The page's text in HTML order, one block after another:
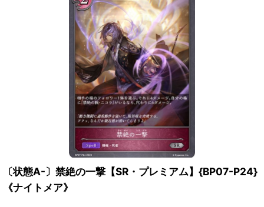
〔状態A-〕禁絶の一撃【SR・プレミアム】{BP07-P24}
《ナイトメア》